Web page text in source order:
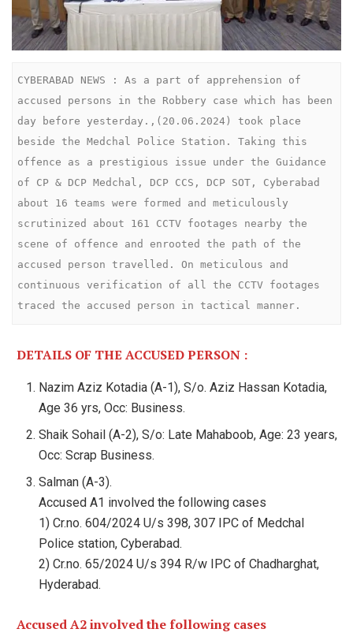
CYBERABAD NEWS : As a part of apprehension of
accused persons in the Robbery case which has been
day before yesterday.,(20.06.2024) took place
beside the Medchal Police Station. Taking this
offence as a prestigious issue under the Guidance
of CP & DCP Medchal, DCP CCS, DCP SOT, Cyberabad
about 16 teams were formed and meticulously
scrutinized about 161 CCTV footages nearby the
scene of offence and enrooted the path of the
accused person travelled. On meticulous and
continuous verification of all the CCTV footages
traced the accused person in tactical manner.
DETAILS OF THE ACCUSED PERSON :
Nazim Aziz Kotadia (A-1), S/o. Aziz Hassan Kotadia,
Age 36 yrs, Occ: Business.
Shaik Sohail (A-2), S/o: Late Mahaboob, Age: 23 years,
Occ: Scrap Business.
Salman (A-3).
Accused A1 involved the following cases
1) Cr.no. 604/2024 U/s 398, 307 IPC of Medchal
Police station, Cyberabad.
2) Cr.no. 65/2024 U/s 394 R/w IPC of Chadharghat,
Hyderabad.
Accused A2 involved the following cases